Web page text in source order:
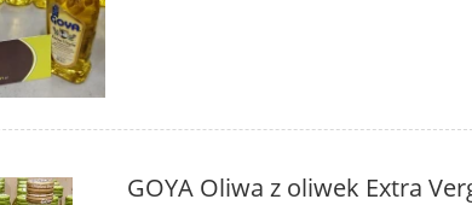
GOYA Oliwa z oliwek Extra